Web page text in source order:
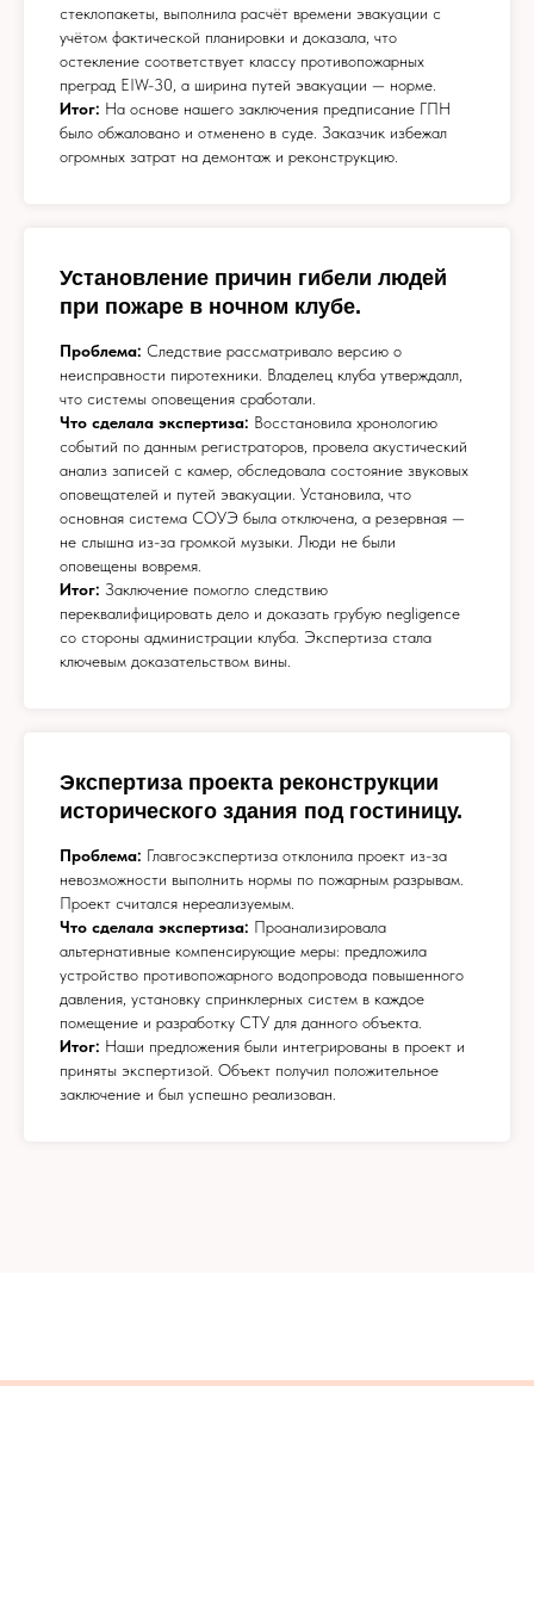
стеклопакеты, выполнила расчёт времени эвакуации с
учётом фактической планировки и доказала, что
остекление соответствует классу противопожарных
преград ЕIW-30, а ширина путей эвакуации — норме.
Итог: На основе нашего заключения предписание ГПН
было обжаловано и отменено в суде. Заказчик избежал
огромных затрат на демонтаж и реконструкцию.
Установление причин гибели людей
при пожаре в ночном клубе.
Проблема: Следствие рассматривало версию о
неисправности пиротехники. Владелец клуба утверждалл,
что системы оповещения сработали.
Что сделала экспертиза: Восстановила хронологию
событий по данным регистраторов, провела акустический
анализ записей с камер, обследовала состояние звуковых
оповещателей и путей эвакуации. Установила, что
основная система СОУЭ была отключена, а резервная —
не слышна из-за громкой музыки. Люди не были
оповещены вовремя.
Итог: Заключение помогло следствию
переквалифицировать дело и доказать грубую negligence
со стороны администрации клуба. Экспертиза стала
ключевым доказательством вины.
Экспертиза проекта реконструкции
исторического здания под гостиницу.
Проблема: Главгосэкспертиза отклонила проект из-за
невозможности выполнить нормы по пожарным разрывам.
Проект считался нереализуемым.
Что сделала экспертиза: Проанализировала
альтернативные компенсирующие меры: предложила
устройство противопожарного водопровода повышенного
давления, установку спринклерных систем в каждое
помещение и разработку СТУ для данного объекта.
Итог: Наши предложения были интегрированы в проект и
приняты экспертизой. Объект получил положительное
заключение и был успешно реализован.